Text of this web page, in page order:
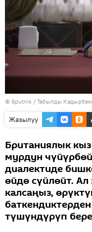
© Sputnik / Табылды
Жазылуу
Британиялык
мурдун
диалектиде
өйдө сүйлөйт.
калсаңыз,
түшүндүрүп